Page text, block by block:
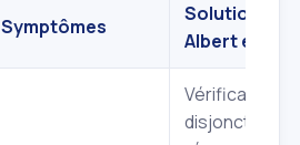
Symptômes
Solutions
Albert et Fils
Vérification
disjoncteur,